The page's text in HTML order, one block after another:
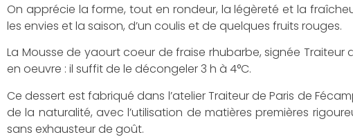
On apprécie la forme, tout en rondeur, la légèreté et la
les envies et la saison, d’un coulis et de quelques fruits rouges.
La Mousse de yaourt coeur de fraise rhubarbe, signée
en oeuvre : il suffit de le décongeler 3 h à 4°C.
Ce dessert est fabriqué dans l’atelier Traiteur de Paris de
de la naturalité, avec l’utilisation de matières premières
sans exhausteur de goût.